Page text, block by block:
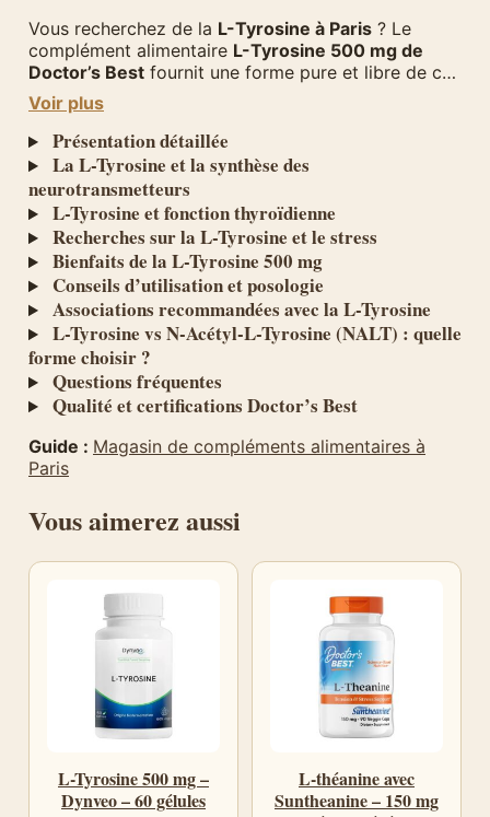
Vous recherchez de la L-Tyrosine à Paris ? Le
complément alimentaire L-Tyrosine 500 mg de
Doctor’s Best fournit une forme pure et libre de cet
acide aminé essentiel, précurseur direct des
neurotransmetteurs de la motivation et de la
concentration. Disponible chez
votre magasin de compléments alimentaires dans le
12e arrondissement de Paris
aux personnes souhaitant soutenir leur performance
cognitive, leur humeur et leur résistance au stress.
Voir plus
Présentation détaillée
La L-Tyrosine et la synthèse des
neurotransmetteurs
L-Tyrosine et fonction thyroïdienne
Recherches sur la L-Tyrosine et le stress
Bienfaits de la L-Tyrosine 500 mg
Conseils d’utilisation et posologie
Associations recommandées avec la L-Tyrosine
L-Tyrosine vs N-Acétyl-L-Tyrosine (NALT) : quelle
forme choisir ?
Questions fréquentes
Qualité et certifications Doctor’s Best
Guide : Magasin de compléments alimentaires à
Paris
Vous aimerez aussi
L-Tyrosine 500 mg –
Dynveo – 60 gélules
L-théanine avec
Suntheanine – 150 mg